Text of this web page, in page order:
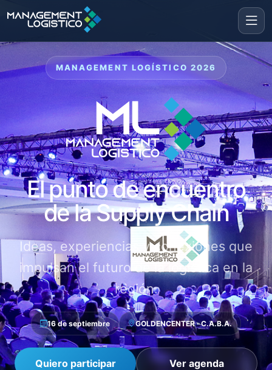
MANAGEMENT LOGÍSTICO 2026
El punto de encuentro
de la Supply Chain
Ideas, experiencias y conexiones que
impulsan el futuro de la logística en la
región.
16 de septiembre GOLDENCENTER · C.A.B.A.
Quiero participar Ver agenda